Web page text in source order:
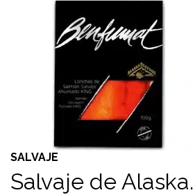
SALVAJE
Salvaje de